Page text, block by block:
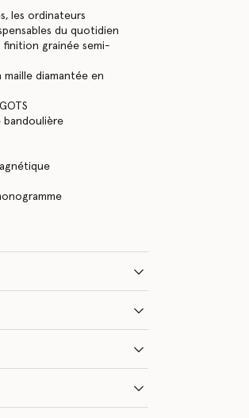
les ordinateurs
du quotidien
finition grainée semi-
diamantée en
bandoulière